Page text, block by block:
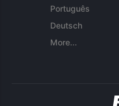
Português
Deutsch
More...